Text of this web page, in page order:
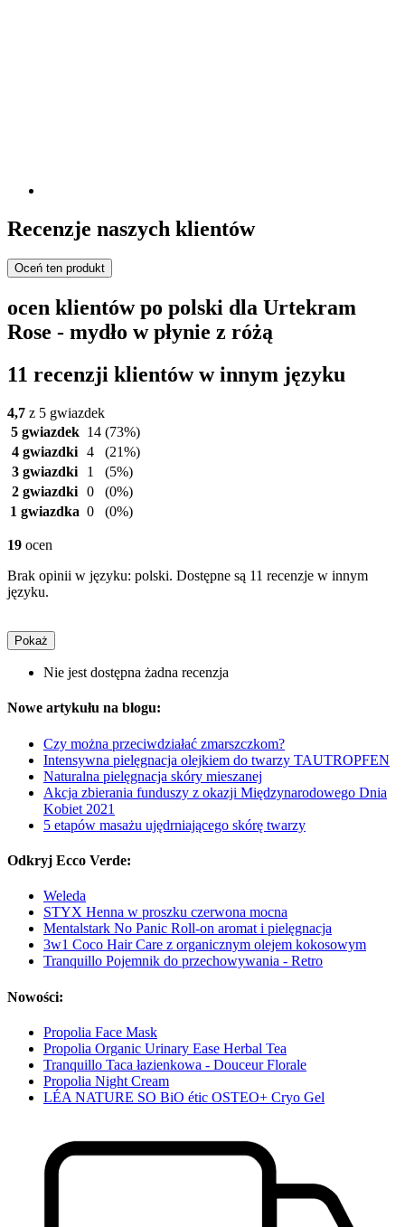
Recenzje naszych klientów
Oceń ten produkt
ocen klientów po polski dla Urtekram
Rose - mydło w płynie z różą
11 recenzji klientów w innym języku
4,7 z 5 gwiazdek
5 gwiazdek 14 (73%)
4 gwiazdki 4
(21%)
3 gwiazdki
1
(5%)
2 gwiazdki 0
(0%)
1 gwiazdka 0 (0%)
19 ocen
Brak opinii w języku: polski. Dostępne są 11 recenzje w innym
języku.
Pokaż
Nie jest dostępna żadna recenzja
Nowe artykułu na blogu:
Czy można przeciwdziałać zmarszczkom?
Intensywna pielęgnacja olejkiem do twarzy TAUTROPFEN
Naturalna pielęgnacja skóry mieszanej
Akcja zbierania funduszy z okazji Międzynarodowego Dnia
Kobiet 2021
5 etapów masażu ujędrniającego skórę twarzy
Odkryj Ecco Verde:
Weleda
STYX Henna w proszku czerwona mocna
Mentalstark No Panic Roll-on aromat i pielęgnacja
3w1 Coco Hair Care z organicznym olejem kokosowym
Tranquillo Pojemnik do przechowywania - Retro
Nowości:
Propolia Face Mask
Propolia Organic Urinary Ease Herbal Tea
Tranquillo Taca łazienkowa - Douceur Florale
Propolia Night Cream
LÉA NATURE SO BiO étic OSTEO+ Cryo Gel